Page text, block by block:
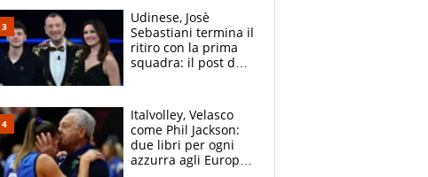
McLaren siano
meglio?”
Udinese, Josè
Sebastiani termina il
ritiro con la prima
squadra: il post del
sfondo
Italvolley, Velasco
come Phil Jackson:
due libri per ogni
azzurra agli Europei.